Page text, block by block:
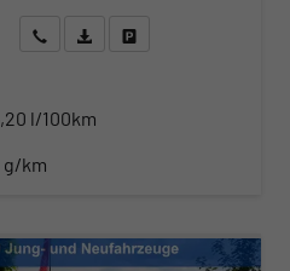
Wir rufen Sie anAngebot drucken (PDF)
l/100km
g/km